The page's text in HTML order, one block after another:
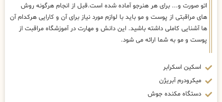
اتو صورت و... برای هر هنرجو آماده شده است.قبل از انجام هرگونه روش
های مراقبتی از پوست و مو باید با لوازم مورد نیاز برای آن و کارایی هرکدام آن
ها آشنایی کاملی داشته باشید. این دانش و مهارت در آموزشگاه مراقبت از
پوست و مو به شما ارائه می شود.
اسکین اسکرابر
میکرودرم آبریژن
دستگاه مکنده جوش